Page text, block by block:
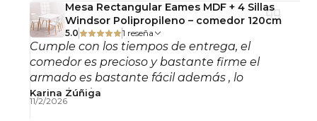
Mesa Rectangular Eames MDF + 4 Sillas
Windsor Polipropileno – comedor 120cm
5.0 1 reseña
Cumple con los tiempos de entrega, el
comedor es precioso y bastante firme el
armado es bastante fácil además , lo
recomiendo!
Karina Zúñiga
11/2/2026